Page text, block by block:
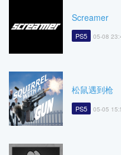
Screamer
PS5 05-08
松鼠遇到枪
PS5 05-05